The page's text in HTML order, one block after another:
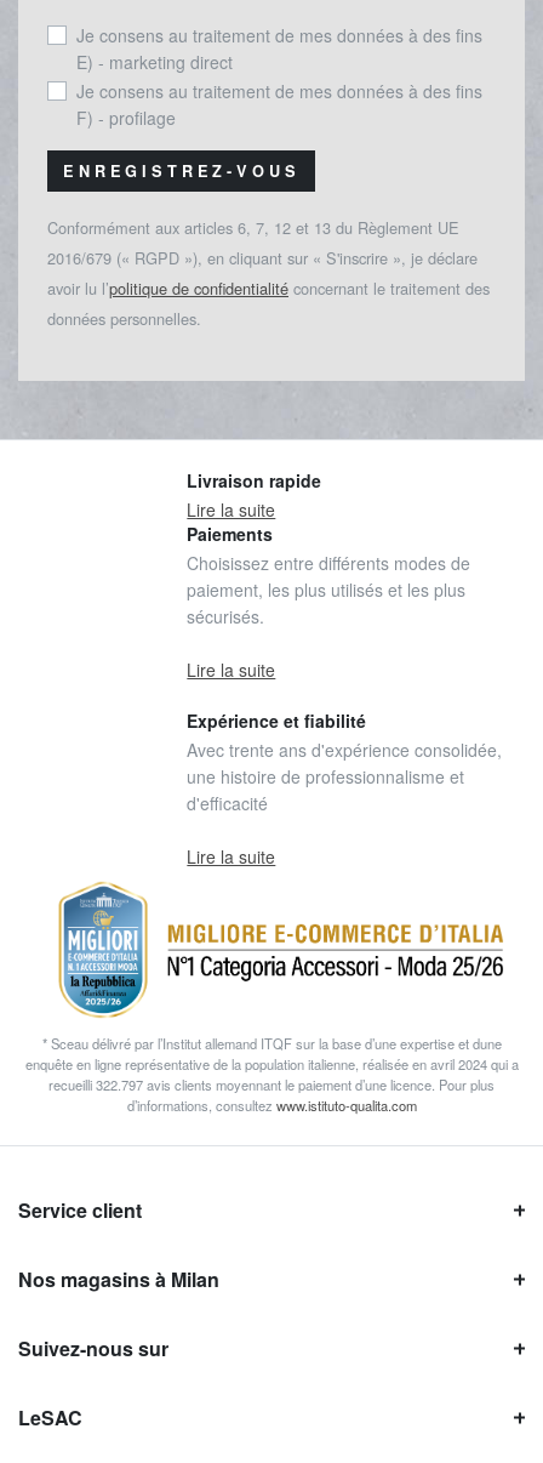
Je consens au traitement de mes données à des fins
E) - marketing direct
Je consens au traitement de mes données à des fins
F) - profilage
ENREGISTREZ-VOUS
Conformément aux articles 6, 7, 12 et 13 du Règlement UE
2016/679 (« RGPD »), en cliquant sur « S'inscrire », je déclare
avoir lu l’politique de confidentialité concernant le traitement des
données personnelles.
Livraison rapide
Lire la suite
Paiements
Choisissez entre différents modes de
paiement, les plus utilisés et les plus
sécurisés.
Lire la suite
Expérience et fiabilité
Avec trente ans d'expérience consolidée,
une histoire de professionnalisme et
d'efficacité
Lire la suite
* Sceau délivré par l’Institut allemand ITQF sur la base d’une expertise et dune
enquête en ligne représentative de la population italienne, réalisée en avril 2024 qui a
recueilli 322.797 avis clients moyennant le paiement d’une licence. Pour plus
d’informations, consultez www.istituto-qualita.com
Service client
Nos magasins à Milan
Suivez-nous sur
LeSAC